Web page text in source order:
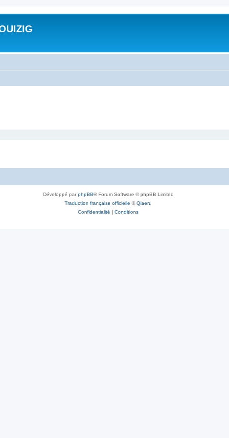
Développé parphpBB® Forum Software © phpBB Limited
Traduction française officielle ©Qiaeru
Confidentialité | Conditions